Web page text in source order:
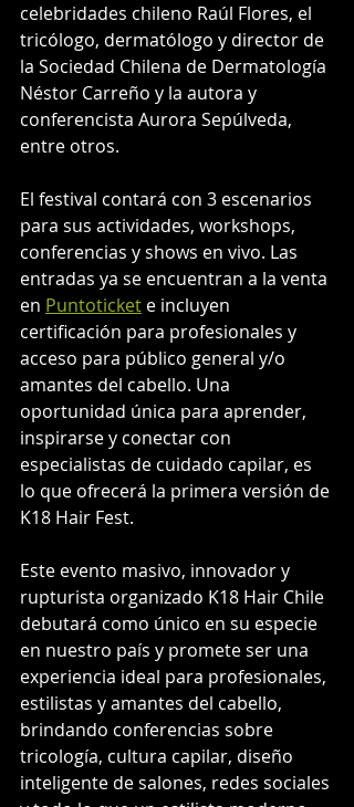
celebridades chileno Raúl Flores, el
tricólogo, dermatólogo y director de
la Sociedad Chilena de Dermatología
Néstor Carreño y la autora y
conferencista Aurora Sepúlveda,
entre otros.
El festival contará con 3 escenarios
para sus actividades, workshops,
conferencias y shows en vivo. Las
entradas ya se encuentran a la venta
en Puntoticket e incluyen
certificación para profesionales y
acceso para público general y/o
amantes del cabello. Una
oportunidad única para aprender,
inspirarse y conectar con
especialistas de cuidado capilar, es
lo que ofrecerá la primera versión de
K18 Hair Fest.
Este evento masivo, innovador y
rupturista organizado K18 Hair Chile
debutará como único en su especie
en nuestro país y promete ser una
experiencia ideal para profesionales,
estilistas y amantes del cabello,
brindando conferencias sobre
tricología, cultura capilar, diseño
inteligente de salones, redes sociales